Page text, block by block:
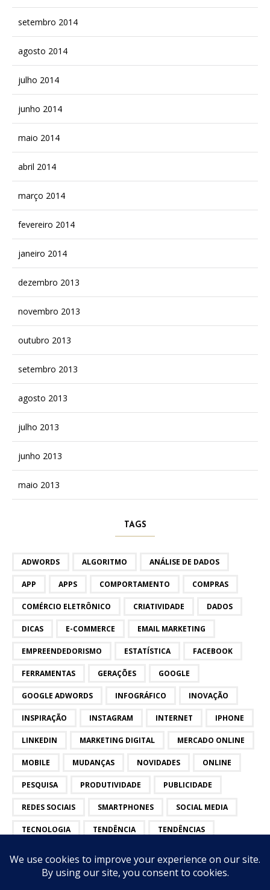
setembro 2014
agosto 2014
julho 2014
junho 2014
maio 2014
abril 2014
março 2014
fevereiro 2014
janeiro 2014
dezembro 2013
novembro 2013
outubro 2013
setembro 2013
agosto 2013
julho 2013
junho 2013
maio 2013
TAGS
ADWORDS ALGORITMO ANÁLISE DE DADOS
APP APPS COMPORTAMENTO COMPRAS
COMÉRCIO ELETRÔNICO CRIATIVIDADE DADOS
DICAS E-COMMERCE EMAIL MARKETING
EMPREENDEDORISMO ESTATÍSTICA FACEBOOK
FERRAMENTAS GERAÇÕES GOOGLE
GOOGLE ADWORDS INFOGRÁFICO INOVAÇÃO
INSPIRAÇÃO INSTAGRAM INTERNET IPHONE
LINKEDIN MARKETING DIGITAL MERCADO ONLINE
MOBILE MUDANÇAS NOVIDADES ONLINE
PESQUISA PRODUTIVIDADE PUBLICIDADE
REDES SOCIAIS SMARTPHONES SOCIAL MEDIA
TECNOLOGIA TENDÊNCIA TENDÊNCIAS